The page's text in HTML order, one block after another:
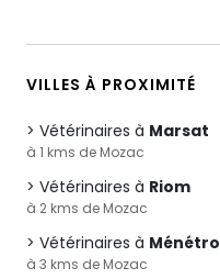
VILLES À PROXIMITÉ
Vétérinaires à Marsat
à 1 kms de Mozac
Vétérinaires à Riom
à 2 kms de Mozac
Vétérinaires à
à 3 kms de Mozac